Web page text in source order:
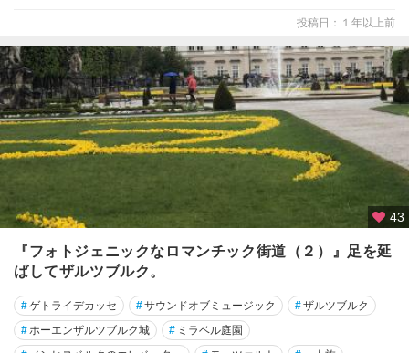
投稿日：１年以上前
43
『フォトジェニックなロマンチック街道（２）』足を延
ばしてザルツブルク。
#ゲトライデカッセ #サウンドオブミュージック #ザルツブルク
#ホーエンザルツブルク城 # ミラベル庭園